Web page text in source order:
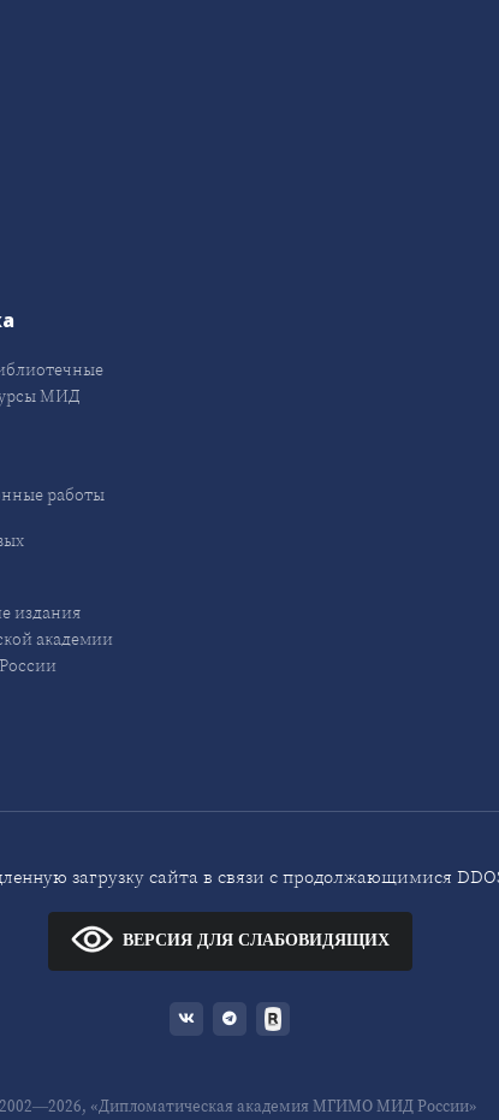
МИД
работы
издания
академии
загрузку сайта в связи с продолжающимися
ВЕРСИЯ ДЛЯ СЛАБОВИДЯЩИХ
«Дипломатическая академия МГИМО МИД России»